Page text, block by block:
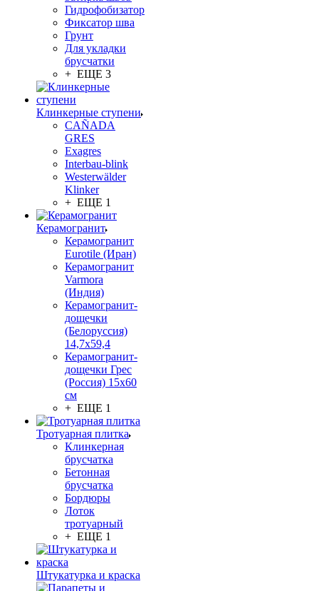
Гидрофобизатор
Фиксатор шва
Грунт
Для укладки
брусчатки
+ ЕЩЕ 3
Клинкерные ступени
CAÑADA
GRES
Exagres
Interbau-blink
Westerwälder
Klinker
+ ЕЩЕ 1
Керамогранит
Керамогранит
Eurotile (Иран)
Керамогранит
Varmora
(Индия)
Керамогранит-
дощечки
(Белоруссия)
14,7x59,4
Керамогранит-
дощечки Грес
(Россия) 15х60
см
+ ЕЩЕ 1
Тротуарная плитка
Клинкерная
брусчатка
Бетонная
брусчатка
Бордюры
Лоток
тротуарный
+ ЕЩЕ 1
Штукатурка и краска